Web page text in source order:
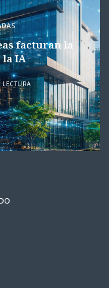
facturan la
IA